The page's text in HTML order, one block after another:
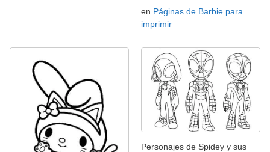
en Páginas de Barbie para
imprimir
Personajes de Spidey y sus